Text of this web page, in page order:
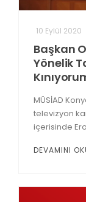
10 Eylül 2020
Başkan
Yönelik
MÜSİAD
televizyon
içerisinde
DEVAMINI